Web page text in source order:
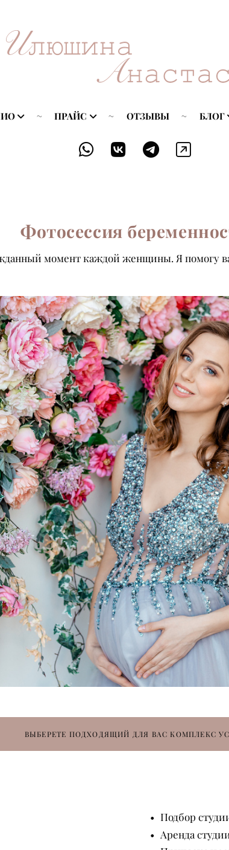
ПРАЙС ОТЗЫВЫ БЛОГ
Фотосессия
момент каждой женщины. Я помогу
ВЫБЕРЕТЕ ПОДХОДЯЩИЙ ДЛЯ ВАС КОМПЛЕКС
Подбор
Аренда